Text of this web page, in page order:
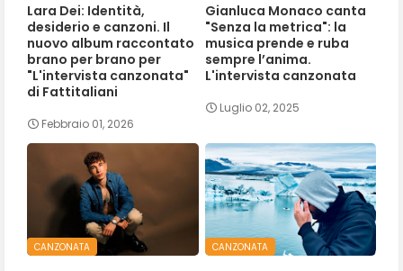
Lara Dei: Identità,
desiderio e canzoni. Il
nuovo album raccontato
brano per brano per
"L'intervista canzonata"
di Fattitaliani
Febbraio 01, 2026
Gianluca Monaco canta
"Senza la metrica": la
musica prende e ruba
sempre l’anima.
L'intervista canzonata
Luglio 02, 2025
CANZONATA CANZONATA